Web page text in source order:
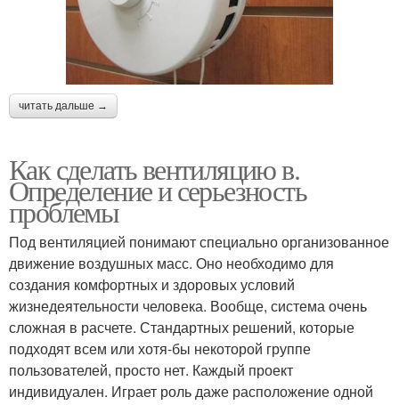
читать дальше →
Как сделать вентиляцию в.
Определение и серьезность
проблемы
Под вентиляцией понимают специально организованное
движение воздушных масс. Оно необходимо для
создания комфортных и здоровых условий
жизнедеятельности человека. Вообще, система очень
сложная в расчете. Стандартных решений, которые
подходят всем или хотя-бы некоторой группе
пользователей, просто нет. Каждый проект
индивидуален. Играет роль даже расположение одной